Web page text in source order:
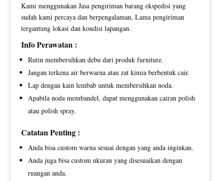
Kami menggunakan Jasa pengiriman barang ekspedisi yang
sudah kami percaya dan berpengalaman, Lama pengiriman
tergantung lokasi dan kondisi lapangan.
Info Perawatan :
Rutin membersihkan debu dari produk furniture.
Jangan terkena air berwarna atau zat kimia berbentuk cair.
Lap dengan kain lembab untuk membersihkan noda.
Apabila noda membandel, dapat menggunakan cairan polish
atau polish spray.
Catatan Penting :
Anda bisa custom warna sesuai dengan yang anda inginkan.
Anda juga bisa custom ukuran yang disesuaikan dengan
ruangan anda.